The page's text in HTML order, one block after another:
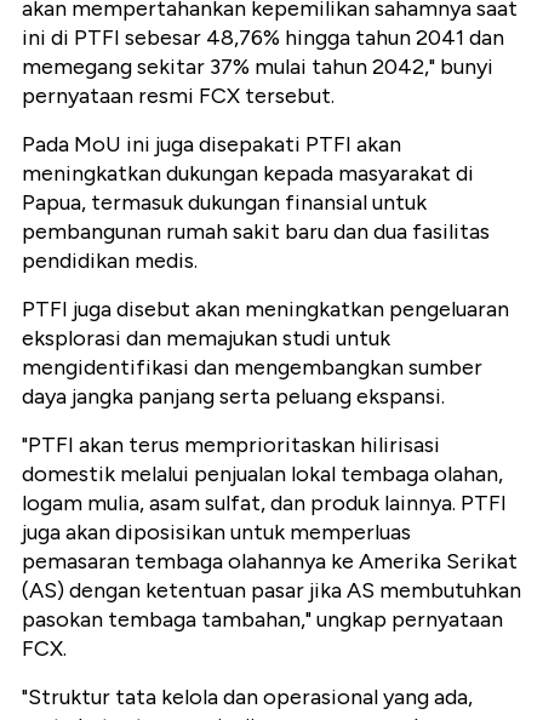
akan mempertahankan kepemilikan sahamnya saat
ini di PTFI sebesar 48,76% hingga tahun 2041 dan
memegang sekitar 37% mulai tahun 2042," bunyi
pernyataan resmi FCX tersebut.
Pada MoU ini juga disepakati PTFI akan
meningkatkan dukungan kepada masyarakat di
Papua, termasuk dukungan finansial untuk
pembangunan rumah sakit baru dan dua fasilitas
pendidikan medis.
PTFI juga disebut akan meningkatkan pengeluaran
eksplorasi dan memajukan studi untuk
mengidentifikasi dan mengembangkan sumber
daya jangka panjang serta peluang ekspansi.
"PTFI akan terus memprioritaskan hilirisasi
domestik melalui penjualan lokal tembaga olahan,
logam mulia, asam sulfat, dan produk lainnya. PTFI
juga akan diposisikan untuk memperluas
pemasaran tembaga olahannya ke Amerika Serikat
(AS) dengan ketentuan pasar jika AS membutuhkan
pasokan tembaga tambahan," ungkap pernyataan
FCX.
"Struktur tata kelola dan operasional yang ada,